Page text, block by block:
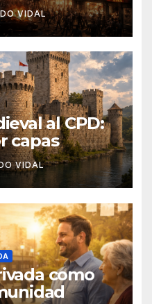
VIDAL
al CPD:
capas
VIDAL
como